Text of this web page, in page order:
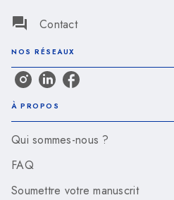
question_answer Contact
NOS RÉSEAUX
À PROPOS
Qui sommes-nous ?
FAQ
Soumettre votre manuscrit